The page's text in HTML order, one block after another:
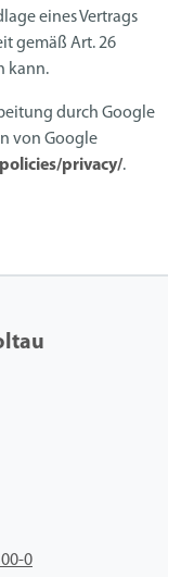
eines Vertrags
gemäß Art. 26
kann.
durch Google
von Google
privacy/.
0